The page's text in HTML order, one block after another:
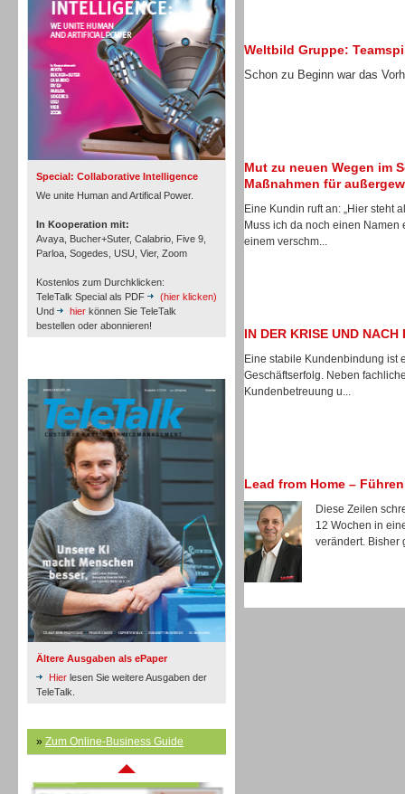
Special: Collaborative Intelligence
We unite Human and Artifical Power.
In Kooperation mit:
Avaya, Bucher+Suter, Calabrio, Five 9,
Parloa, Sogedes, USU, Vier, Zoom
Kostenlos zum Durchklicken:
TeleTalk Special als PDF
(hier klicken)
Und
hier können Sie TeleTalk
bestellen oder abonnieren!
Ältere Ausgaben als ePaper
Hier lesen Sie weitere Ausgaben der
TeleTalk.
» Zum Online-Business Guide
Inbound
Inbound
Inbound
Weltbild Gruppe:
Schon zu Beginn war das
Mut zu neuen Wegen im
Maßnahmen für
Eine Kundin ruft an: „Hier steht
Muss ich da noch einen
einem verschm...
IN DER KRISE UND NACH
Eine stabile Kundenbindung ist
Geschäftserfolg. Neben
Kundenbetreuung u...
Lead from Home –
Diese Zeilen
12 Wochen in
verändert. Bisher